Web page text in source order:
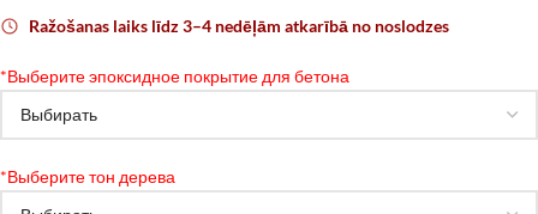
Ražošanas laiks līdz 3–4 nedēļām atkarībā no noslodzes
*Выберите эпоксидное покрытие для бетона
*Выберите тон дерева